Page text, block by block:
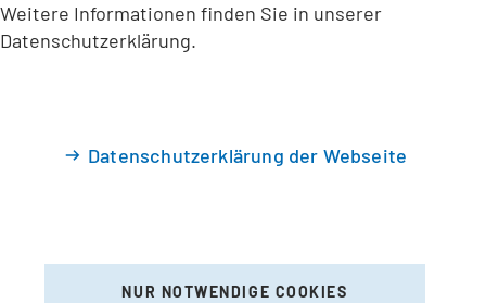
Weitere Informationen finden Sie in unserer
Datenschutzerklärung.
Datenschutzerklärung der Webseite
NUR NOTWENDIGE COOKIES